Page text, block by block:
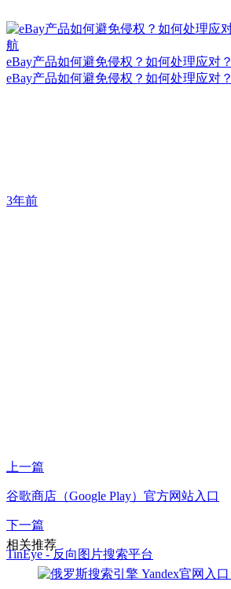
eBay产品如何避免侵权？如何处理应对？
eBay产品如何避免侵权？如何处理应对？
3年前
上一篇
谷歌商店（Google Play）官方网站入口
下一篇
TinEye - 反向图片搜索平台
相关推荐